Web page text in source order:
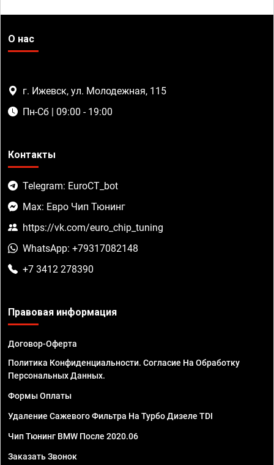
О нас
г. Ижевск, ул. Молодежная, 115
Пн-Сб | 09:00 - 19:00
Контакты
Telegram: EuroCT_bot
Max: Евро Чип Тюнинг
https://vk.com/euro_chip_tuning
WhatsApp: +79317082148
+7 3412 278390
Правовая информация
Договор-Оферта
Политика Конфиденциальности. Согласие На Обработку
Персональных Данных.
Формы Оплаты
Удаление Сажевого Фильтра На Турбо Дизеле TDI
Чип Тюнинг BMW После 2020.06
Заказать Звонок